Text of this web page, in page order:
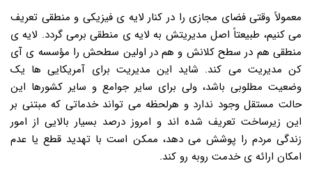
معمولاً وقتی فضای مجازی را در کنار لایه ی فیزیکی و منطقی تعریف
می کنیم، طبیعتاً اصل مدیریتش به لایه ی منطقی برمی گردد. لایه ی
منطقی هم در سطح کلانش و هم در اولین سطحش را مؤسسه ی آی
کن مدیریت می کند. شاید این مدیریت برای آمریکایی ها یک
وضعیت مطلوبی باشد، ولی برای سایر جوامع و سایر کشورها این
حالت مستقل وجود ندارد و هرلحظه می تواند خدماتی که مبتنی بر
این زیرساخت تعریف شده اند و امروز درصد بسیار بالایی از امور
زندگی مردم را پوشش می دهد، ممکن است با تهدید قطع یا عدم
امکان ارائه ی خدمت روبه رو کند.